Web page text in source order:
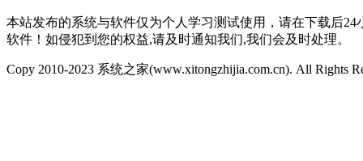
本站发布的系统与软件仅为个人学习测试使用，请在下载后
软件！如侵犯到您的权益,请及时通知我们,我们会及时处理。
Copy 2010-2023 系统之家(www.xitongzhijia.com.cn). All Rights